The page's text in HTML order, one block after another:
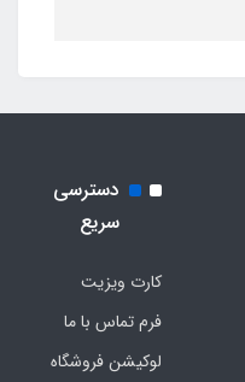
دسترسی
سریع
کارت ویزیت
فرم تماس با ما
لوکیشن فروشگاه